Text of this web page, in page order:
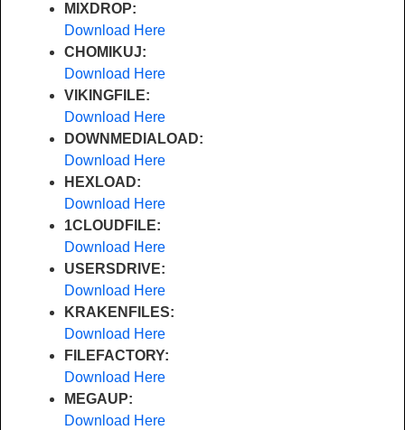
MIXDROP:
Download Here
CHOMIKUJ:
Download Here
VIKINGFILE:
Download Here
DOWNMEDIALOAD:
Download Here
HEXLOAD:
Download Here
1CLOUDFILE:
Download Here
USERSDRIVE:
Download Here
KRAKENFILES:
Download Here
FILEFACTORY:
Download Here
MEGAUP:
Download Here